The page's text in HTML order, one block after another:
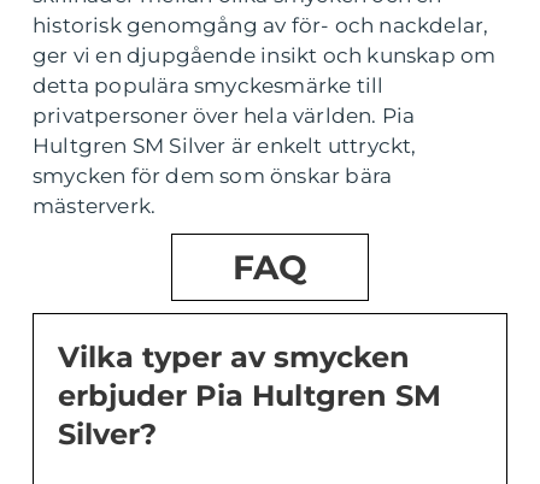
historisk genomgång av för- och nackdelar,
ger vi en djupgående insikt och kunskap om
detta populära smyckesmärke till
privatpersoner över hela världen. Pia
Hultgren SM Silver är enkelt uttryckt,
smycken för dem som önskar bära
mästerverk.
FAQ
Vilka typer av smycken
erbjuder Pia Hultgren SM
Silver?